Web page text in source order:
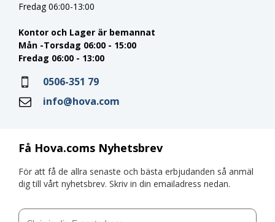
Få Hova.coms Nyhetsbrev
För att få de allra senaste och bästa erbjudanden så anmäl
dig till vårt nyhetsbrev. Skriv in din emailadress nedan.
Fredag 06:00-13:00
Kontor och Lager är bemannat
Mån -Torsdag 06:00 - 15:00
Fredag 06:00 - 13:00
0506-351 79
info@hova.com